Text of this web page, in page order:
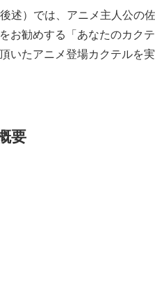
述）では、アニメ主人公の
お勧めする「あなたのカク
いたアニメ登場カクテルを
要